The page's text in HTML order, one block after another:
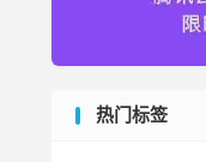
热门标签